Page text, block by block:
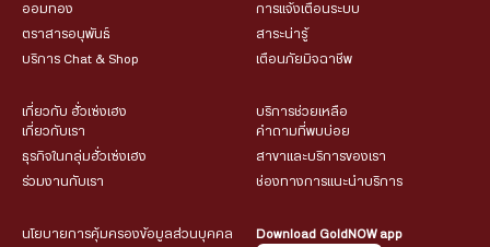
ออมทอง
ตราสารอนุพันธ์
บริการ Chat & Shop
การแจ้งเตือนระบบ
สาระน่ารู้
เตือนภัยมิจฉาชีพ
เกี่ยวกับ ฮั่วเซ่งเฮง
เกี่ยวกับเรา
ธุรกิจในกลุ่มฮั่วเซ่งเฮง
ร่วมงานกับเรา
บริการช่วยเหลือ
คำถามที่พบบ่อย
สาขาและบริการของเรา
ช่องทางการแนะนำบริการ
นโยบายการคุ้มครองข้อมูลส่วนบุคคล
Download GoldNOW app